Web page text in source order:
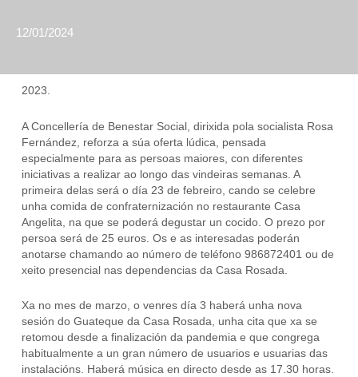
12/01/2024
2023.
A Concellería de Benestar Social, dirixida pola socialista Rosa
Fernández, reforza a súa oferta lúdica, pensada
especialmente para as persoas maiores, con diferentes
iniciativas a realizar ao longo das vindeiras semanas. A
primeira delas será o día 23 de febreiro, cando se celebre
unha comida de confraternización no restaurante Casa
Angelita, na que se poderá degustar un cocido. O prezo por
persoa será de 25 euros. Os e as interesadas poderán
anotarse chamando ao número de teléfono 986872401 ou de
xeito presencial nas dependencias da Casa Rosada.
Xa no mes de marzo, o venres día 3 haberá unha nova
sesión do Guateque da Casa Rosada, unha cita que xa se
retomou desde a finalización da pandemia e que congrega
habitualmente a un gran número de usuarios e usuarias das
instalacións. Haberá música en directo desde as 17.30 horas.